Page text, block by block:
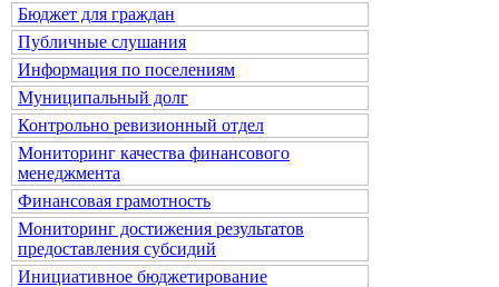
Бюджет для граждан
Публичные слушания
Информация по поселениям
Муниципальный долг
Контрольно ревизионный отдел
Мониторинг качества финансового
менеджмента
Финансовая грамотность
Мониторинг достижения результатов
предоставления субсидий
Инициативное бюджетирование